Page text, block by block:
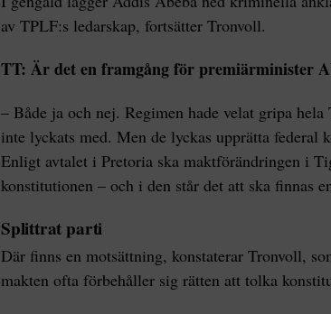
av TPLF:s ledarskap, fortsätter Tronvoll.
TT: Är det en framgång för premiärminister
– Både ja och nej. Regimen hade velat gripa
inte lyckats med. Men de lyckas upprätta federal
Enligt avtalet i Pretoria ska maktförändringen i
konstitutionen – och i den står det att ska finnas
Splittrat parti
Där finns en motsättning, konstaterar Tronvoll,
makten ofta förbehåller sig rätten att tolka